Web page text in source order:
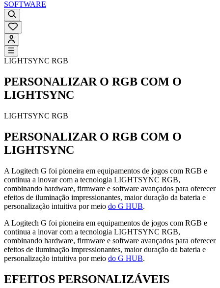
SOFTWARE
LIGHTSYNC RGB
PERSONALIZAR O RGB COM O
LIGHTSYNC
LIGHTSYNC RGB
PERSONALIZAR O RGB COM O
LIGHTSYNC
A Logitech G foi pioneira em equipamentos de jogos com RGB e
continua a inovar com a tecnologia LIGHTSYNC RGB,
combinando hardware, firmware e software avançados para oferecer
efeitos de iluminação impressionantes, maior duração da bateria e
personalização intuitiva por meio do G HUB.
A Logitech G foi pioneira em equipamentos de jogos com RGB e
continua a inovar com a tecnologia LIGHTSYNC RGB,
combinando hardware, firmware e software avançados para oferecer
efeitos de iluminação impressionantes, maior duração da bateria e
personalização intuitiva por meio do G HUB.
EFEITOS PERSONALIZÁVEIS